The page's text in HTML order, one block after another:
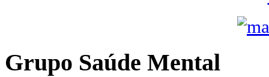
Grupo Saúde Mental